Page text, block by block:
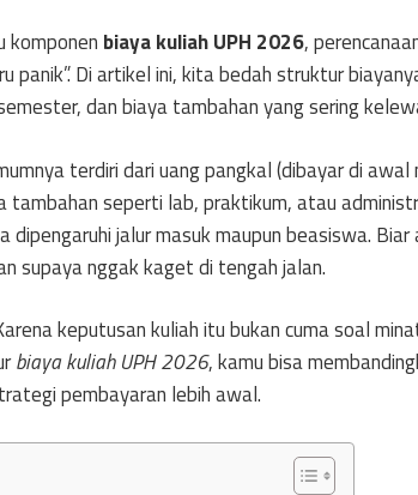
komponen biaya kuliah UPH 2026,
panik”. Di artikel ini, kita bedah struktur
dan biaya tambahan yang sering
terdiri dari uang pangkal (dibayar di
seperti lab, praktikum, atau
jalur masuk maupun beasiswa.
supaya nggak kaget di tengah jalan.
keputusan kuliah itu bukan cuma soal
biaya kuliah UPH 2026, kamu bisa
pembayaran lebih awal.